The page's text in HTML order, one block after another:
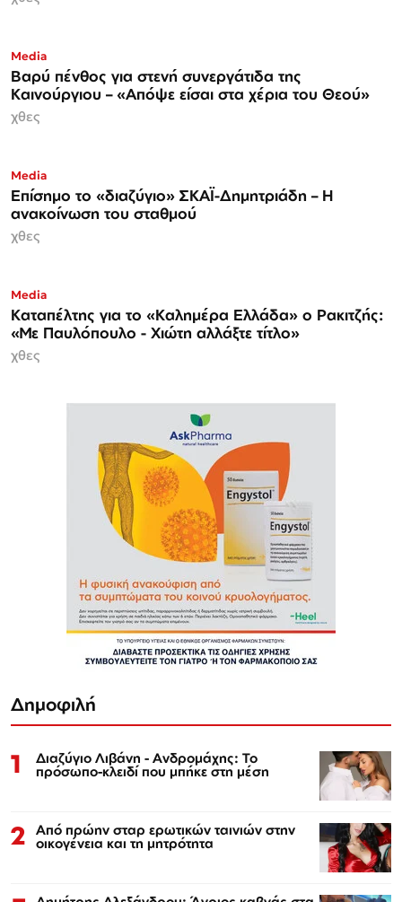
Media
Βαρύ πένθος για στενή συνεργάτιδα της
Καινούργιου – «Απόψε είσαι στα χέρια του Θεού»
χθες
Media
Επίσημο το «διαζύγιο» ΣΚΑΪ-Δημητριάδη – Η
ανακοίνωση του σταθμού
χθες
Media
Καταπέλτης για το «Καλημέρα Ελλάδα» ο Ρακιτζής:
«Με Παυλόπουλο - Χιώτη αλλάξτε τίτλο»
χθες
Δημοφιλή
1 Διαζύγιο Λιβάνη - Ανδρομάχης: Το
πρόσωπο-κλειδί που μπήκε στη μέση
2 Από πρώην σταρ ερωτικών ταινιών στην
οικογένεια και τη μητρότητα